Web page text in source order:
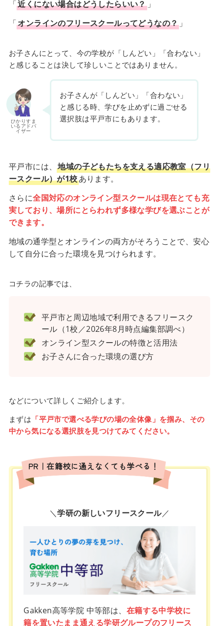
「近くにない場合はどうしたらいい？」
「オンラインのフリースクールってどうなの？ 」
お子さんにとって、今の学校が「しんどい」「合わない」
と感じることは決して珍しいことではありません。
ひかりすま
いるアドバ
イザー
お子さんが「しんどい」「合わない」
と感じる時、学びを止めずに過ごせる
選択肢は平戸市にもあります。
平戸市には、地域の子どもたちを支える適応教室（フリ
ースクール）が1校あります。
さらに全国対応のオンライン型スクールは現在とても充
実しており、場所にとらわれず多様な学びを選ぶことが
できます。
地域の通学型とオンラインの両方がそろうことで、安心
して自分に合った環境を見つけられます。
コチラの記事では、
平戸市と周辺地域で利用できるフリースク
ール（1校／2026年8月時点編集部調べ）
オンライン型スクールの特徴と活用法
お子さんに合った環境の選び方
などについて詳しくご紹介します。
まずは 「平戸市で選べる学びの場の全体像」を掴み、その
中から気になる選択肢を見つけてみてください。
PR｜在籍校に通えなくても学べる！
＼学研の新しいフリースクール／
Gakken高等学院 中等部は、 在籍する中学校に
籍を置いたまま通える学研グループのフリース